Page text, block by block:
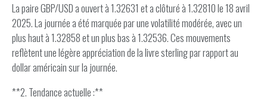
La paire GBP/USD a ouvert à 1.32631 et a clôturé à 1.32810 le 18 avril
2025. La journée a été marquée par une volatilité modérée, avec un
plus haut à 1.32858 et un plus bas à 1.32536. Ces mouvements
reflètent une légère appréciation de la livre sterling par rapport au
dollar américain sur la journée.
**2. Tendance actuelle :**